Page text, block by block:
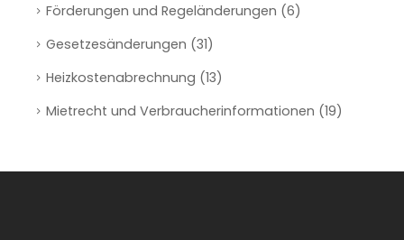
Förderungen und Regeländerungen (6)
Gesetzesänderungen (31)
Heizkostenabrechnung (13)
Mietrecht und Verbraucherinformationen (19)